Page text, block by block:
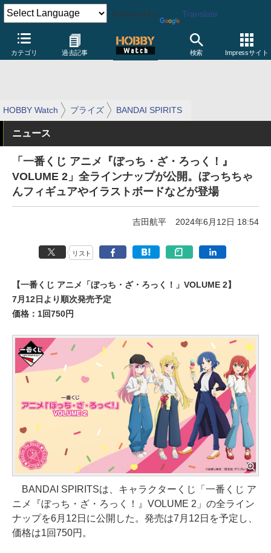
Powered by Translate
カテゴリ 過去記事 検索 Impressサイト
HOBBY Watch プライズ BANDAI SPIRITS
ニュース
「一番くじ アニメ『ぼっち・ざ・ろっく！』
VOLUME 2」全ラインナップが公開。ぼっちちゃ
んフィギュアやイラストボードなどが登場
吉田航平 2024年6月12日 18:54
リスト
【一番くじ アニメ「ぼっち・ざ・ろっく！」VOLUME 2】
7月12日より順次発売予定
価格：1回750円
BANDAI SPIRITSは、キャラクターくじ「一番くじ ア
ニメ『ぼっち・ざ・ろっく！』VOLUME 2」の全ライン
ナップを6月12日に公開した。発売は7月12日を予定し、
価格は1回750円。